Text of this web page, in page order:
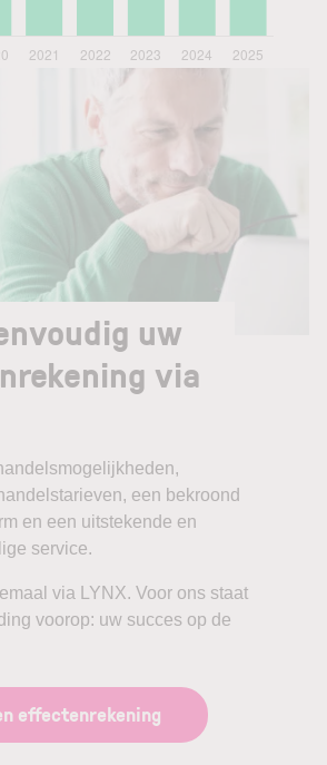
uw
via
een bekroond
en een uitstekende en
service.
via LYNX. Voor ons staat
voorop: uw succes op de
effectenrekening